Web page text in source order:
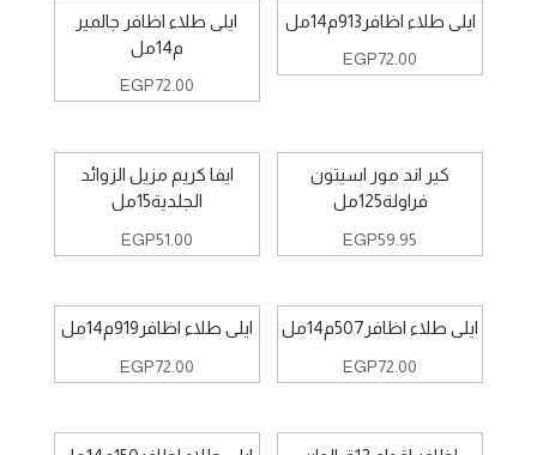
ايلى طلاء اظافر913م14مل
EGP72.00
ايلى طلاء اظافر جالمير
م14مل
EGP72.00
كير اند مور اسيتون
فراولة125مل
EGP59.95
ايفا كريم مزيل الزوائد
الجلدية15مل
EGP51.00
ايلى طلاء اظافر507م14مل
EGP72.00
ايلى طلاء اظافر919م14مل
EGP72.00